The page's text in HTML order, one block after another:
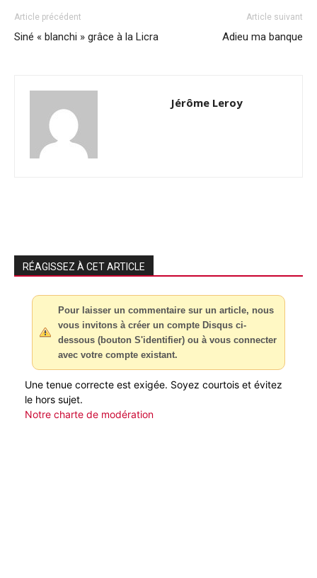
Article précédent
Siné « blanchi » grâce à la Licra
Article suivant
Adieu ma banque
Jérôme Leroy
RÉAGISSEZ À CET ARTICLE
Pour laisser un commentaire sur un article, nous
vous invitons à créer un compte Disqus ci-
dessous (bouton S'identifier) ou à vous connecter
avec votre compte existant.
Une tenue correcte est exigée. Soyez courtois et évitez
le hors sujet.
Notre charte de modération